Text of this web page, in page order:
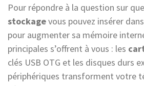
Pour répondre à la question sur
stockagevous pouvez insérer
pour augmenter sa mémoire
principales s’offrent à vous : les
clés USB OTG et les disques durs
périphériques transforment votre